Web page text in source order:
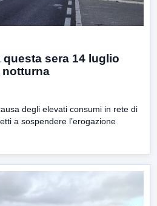
questa sera 14 luglio
notturna
degli elevati consumi in rete di
a sospendere l’erogazione